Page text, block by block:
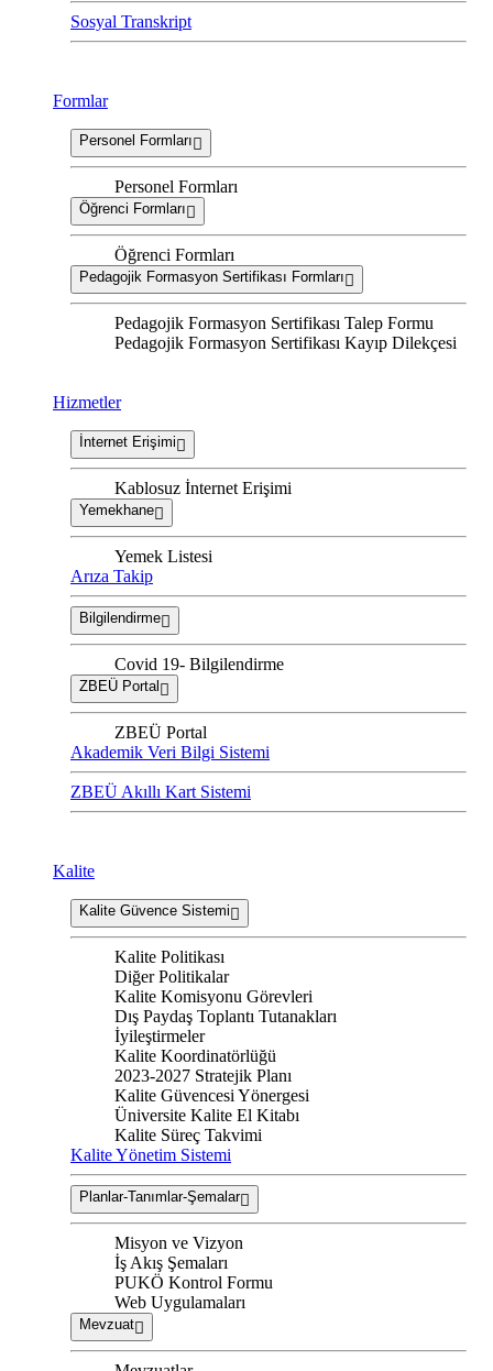
Sosyal Transkript
Formlar
Personel Formları
Personel Formları
Öğrenci Formları
Öğrenci Formları
Pedagojik Formasyon Sertifikası Formları
Pedagojik Formasyon Sertifikası Talep Formu
Pedagojik Formasyon Sertifikası Kayıp Dilekçesi
Hizmetler
İnternet Erişimi
Kablosuz İnternet Erişimi
Yemekhane
Yemek Listesi
Arıza Takip
Bilgilendirme
Covid 19- Bilgilendirme
ZBEÜ Portal
ZBEÜ Portal
Akademik Veri Bilgi Sistemi
ZBEÜ Akıllı Kart Sistemi
Kalite
Kalite Güvence Sistemi
Kalite Politikası
Diğer Politikalar
Kalite Komisyonu Görevleri
Dış Paydaş Toplantı Tutanakları
İyileştirmeler
Kalite Koordinatörlüğü
2023-2027 Stratejik Planı
Kalite Güvencesi Yönergesi
Üniversite Kalite El Kitabı
Kalite Süreç Takvimi
Kalite Yönetim Sistemi
Planlar-Tanımlar-Şemalar
Misyon ve Vizyon
İş Akış Şemaları
PUKÖ Kontrol Formu
Web Uygulamaları
Mevzuat